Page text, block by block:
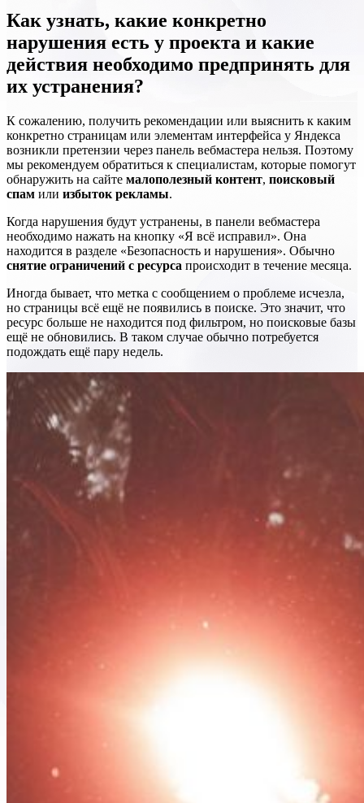
Как узнать, какие конкретно
нарушения есть у проекта и какие
действия необходимо предпринять для
их устранения?
К сожалению, получить рекомендации или выяснить к каким
конкретно страницам или элементам интерфейса у Яндекса
возникли претензии через панель вебмастера нельзя. Поэтому
мы рекомендуем обратиться к специалистам, которые помогут
обнаружить на сайте малополезный контент, поисковый
спам или избыток рекламы.
Когда нарушения будут устранены, в панели вебмастера
необходимо нажать на кнопку «Я всё исправил». Она
находится в разделе «Безопасность и нарушения». Обычно
снятие ограничений с ресурса происходит в течение месяца.
Иногда бывает, что метка с сообщением о проблеме исчезла,
но страницы всё ещё не появились в поиске. Это значит, что
ресурс больше не находится под фильтром, но поисковые базы
ещё не обновились. В таком случае обычно потребуется
подождать ещё пару недель.